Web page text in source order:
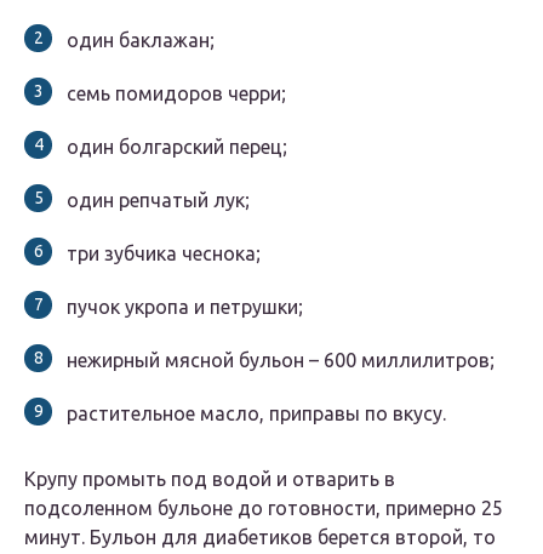
один баклажан;
семь помидоров черри;
один болгарский перец;
один репчатый лук;
три зубчика чеснока;
пучок укропа и петрушки;
нежирный мясной бульон – 600 миллилитров;
растительное масло, приправы по вкусу.
Крупу промыть под водой и отварить в
подсоленном бульоне до готовности, примерно 25
минут. Бульон для диабетиков берется второй, то